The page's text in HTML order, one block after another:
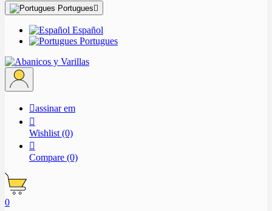
Portugues 
Español
Portugues
assinar em

Wishlist (0)

Compare (0)
0